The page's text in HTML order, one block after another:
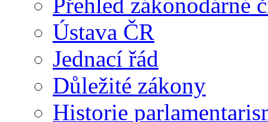
Ústava ČR
Jednací řád
Důležité zákony
Historie